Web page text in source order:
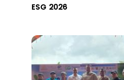
ESG 2026